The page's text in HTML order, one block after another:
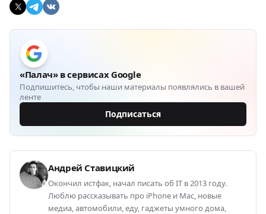
«Палач» в сервисах Google
Подпишитесь, чтобы наши материалы появлялись в вашей
ленте
Подписаться
Андрей Ставицкий
Окончил истфак, начал писать об IT в 2013 году.
Люблю рассказывать про iPhone и Mac, новые
медиа, автомобили, еду, гаджеты умного дома,